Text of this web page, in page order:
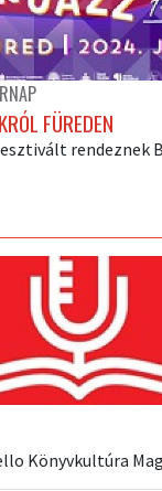
FÜREDEN
rendeznek
Könyvkultúra